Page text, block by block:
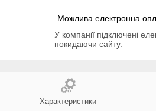
У компанії підключені
покидаючи сайту.
Характеристики